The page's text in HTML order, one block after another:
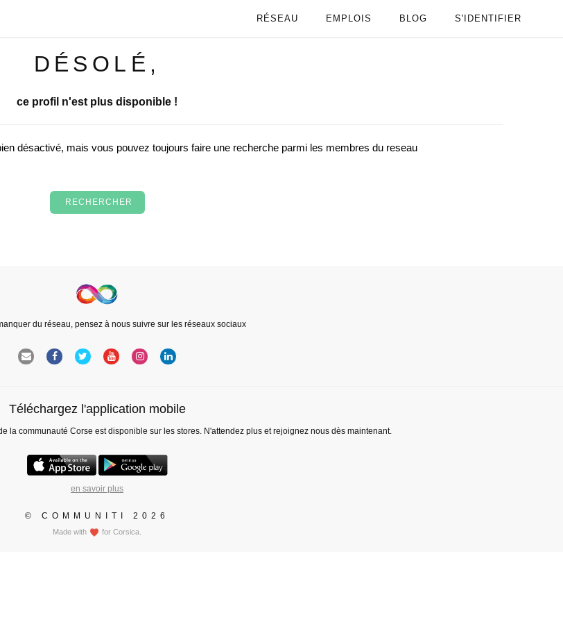
RÉSEAU EMPLOIS BLOG S'IDENTIFIER
DÉSOLÉ,
ce profil n'est plus disponible !
désactivé, mais vous pouvez toujours faire une recherche parmi les membres du reseau
RECHERCHER
du réseau, pensez à nous suivre sur les réseaux sociaux
Téléchargez l'application mobile
la communauté Corse est disponible sur les stores. N'attendez plus et rejoignez nous dès maintenant.
en savoir plus
© COMMUNITI 2026
Made with for Corsica.